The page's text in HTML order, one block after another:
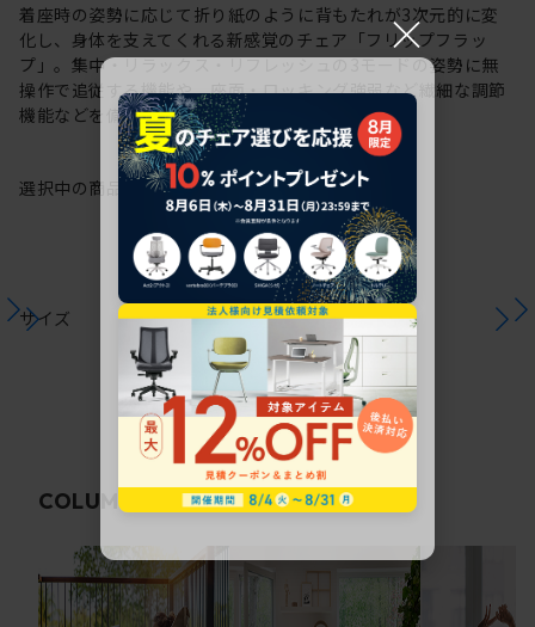
着座時の姿勢に応じて折り紙のように背もたれが3次元的に変
化し、身体を支えてくれる新感覚のチェア「フリップフラッ
プ」。集中・リラックス・リフレッシュの3モードの姿勢に無
操作で追従する機能や、座面・ロッキング強弱など繊細な調節
機能などを備えた充実のタスクチェアです。
選択中の商品情報保証注意事項
サイズ
COLUMN 関連コラム
×